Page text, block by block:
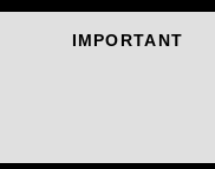
IMPORTANT